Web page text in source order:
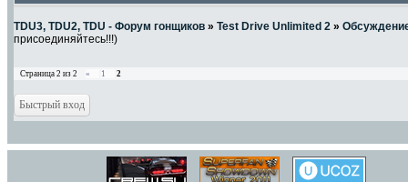
TDU3, TDU2, TDU - Форум гонщиков » Test Drive Unlimited 2 »
присоединяйтесь!!!)
Страница 2 из 2 « 1 2